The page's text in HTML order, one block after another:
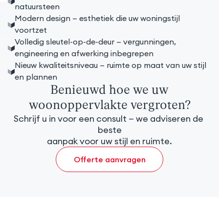
natuursteen
Modern design — esthetiek die uw woningstijl
voortzet
Volledig sleutel-op-de-deur — vergunningen,
engineering en afwerking inbegrepen
Nieuw kwaliteitsniveau — ruimte op maat van uw stijl
en plannen
Benieuwd hoe we uw
woonoppervlakte vergroten?
Schrijf u in voor een consult — we adviseren de
beste
aanpak voor uw stijl en ruimte.
Offerte aanvragen